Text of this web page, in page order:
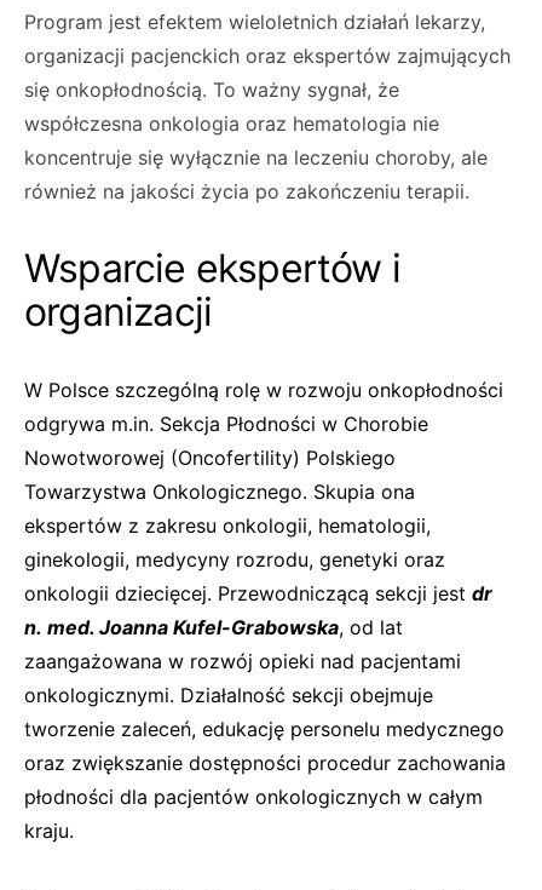
Program jest efektem wieloletnich działań lekarzy,
organizacji pacjenckich oraz ekspertów zajmujących
się onkopłodnością. To ważny sygnał, że
współczesna onkologia oraz hematologia nie
koncentruje się wyłącznie na leczeniu choroby, ale
również na jakości życia po zakończeniu terapii.
Wsparcie ekspertów i
organizacji
W Polsce szczególną rolę w rozwoju onkopłodności
odgrywa m.in. Sekcja Płodności w Chorobie
Nowotworowej (Oncofertility) Polskiego
Towarzystwa Onkologicznego. Skupia ona
ekspertów z zakresu onkologii, hematologii,
ginekologii, medycyny rozrodu, genetyki oraz
onkologii dziecięcej. Przewodniczącą sekcji jest dr
n. med. Joanna Kufel-Grabowska, od lat
zaangażowana w rozwój opieki nad pacjentami
onkologicznymi. Działalność sekcji obejmuje
tworzenie zaleceń, edukację personelu medycznego
oraz zwiększanie dostępności procedur zachowania
płodności dla pacjentów onkologicznych w całym
kraju.